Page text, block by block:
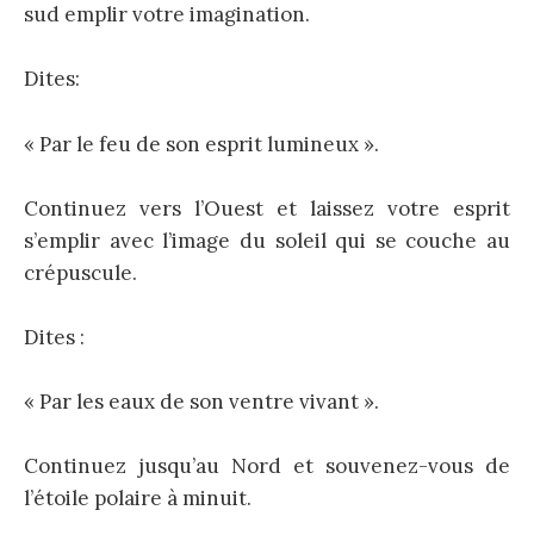
sud emplir votre imagination.
Dites:
« Par le feu de son esprit lumineux ».
Continuez vers l’Ouest et laissez votre esprit
s’emplir avec l’image du soleil qui se couche au
crépuscule.
Dites :
« Par les eaux de son ventre vivant ».
Continuez jusqu’au Nord et souvenez-vous de
l’étoile polaire à minuit.